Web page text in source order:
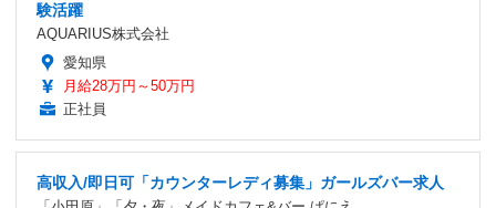
験活躍
AQUARIUS株式会社
愛知県
月給28万円～50万円
正社員
高収入/即日可「カウンターレディ募集」ガールズバー求人